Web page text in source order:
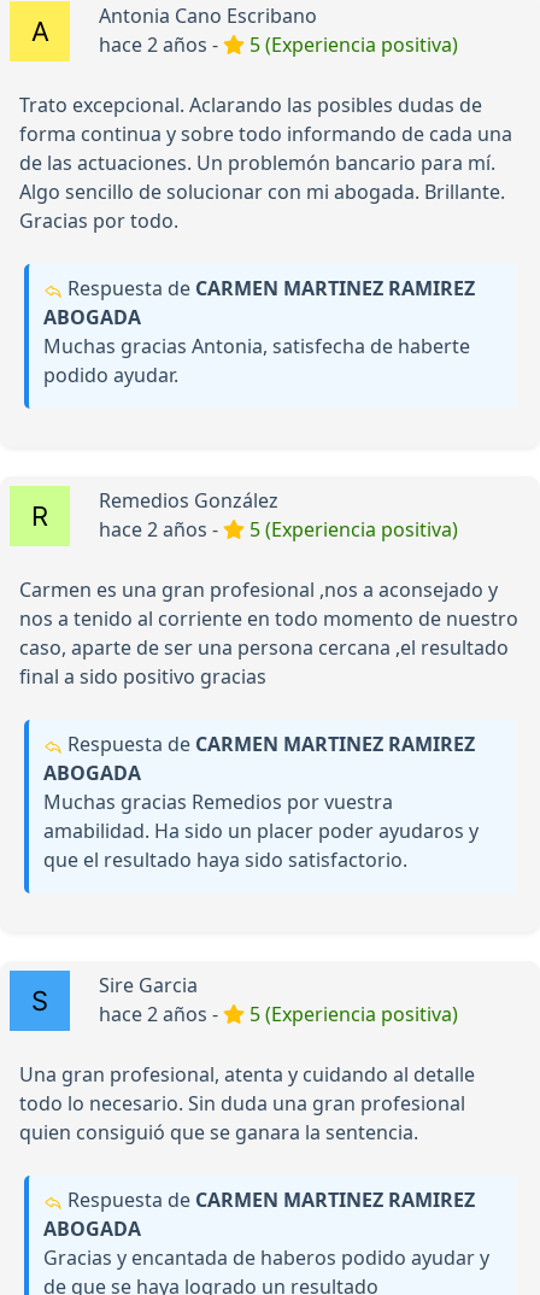
Antonia Cano Escribano
hace 2 años -
5 (Experiencia positiva)
Trato excepcional. Aclarando las posibles dudas de
forma continua y sobre todo informando de cada una
de las actuaciones. Un problemón bancario para mí.
Algo sencillo de solucionar con mi abogada. Brillante.
Gracias por todo.
Respuesta de CARMEN MARTINEZ RAMIREZ
ABOGADA
Muchas gracias Antonia, satisfecha de haberte
podido ayudar.
Remedios González
hace 2 años -
5 (Experiencia positiva)
Carmen es una gran profesional ,nos a aconsejado y
nos a tenido al corriente en todo momento de nuestro
caso, aparte de ser una persona cercana ,el resultado
final a sido positivo gracias
Respuesta de CARMEN MARTINEZ RAMIREZ
ABOGADA
Muchas gracias Remedios por vuestra
amabilidad. Ha sido un placer poder ayudaros y
que el resultado haya sido satisfactorio.
Sire Garcia
hace 2 años -
5 (Experiencia positiva)
Una gran profesional, atenta y cuidando al detalle
todo lo necesario. Sin duda una gran profesional
quien consiguió que se ganara la sentencia.
Respuesta de CARMEN MARTINEZ RAMIREZ
ABOGADA
Gracias y encantada de haberos podido ayudar y
de que se haya logrado un resultado